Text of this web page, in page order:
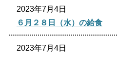
2023年7月4日
６月２８日（水）の給食
2023年7月4日